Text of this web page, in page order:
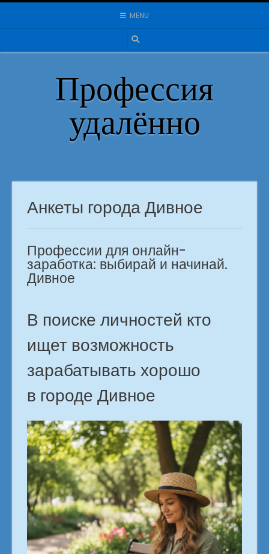
Skip
MENU
Профессия
удалённо
Анкеты города Дивное
Профессии для онлайн-
заработка: выбирай и начинай.
Дивное
В поиске личностей кто
ищет возможность
зарабатывать хорошо
в городе Дивное